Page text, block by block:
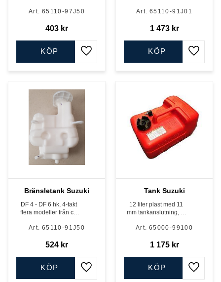
65110-97J50
403 kr
Lägg till i favoriter
KÖP
65110-91J01
1 473kr
Lägg
KÖP
Bränsletank Suzuki
DF 4 - DF 6 hk, 4-takt
flera modeller från ca
65110-91J50
524 kr
Lägg till i favoriter
KÖP
Tank Suzuki
12 liter plast med 11
mm tankanslutning, ej
65000-99100
1 175kr
Lägg
KÖP